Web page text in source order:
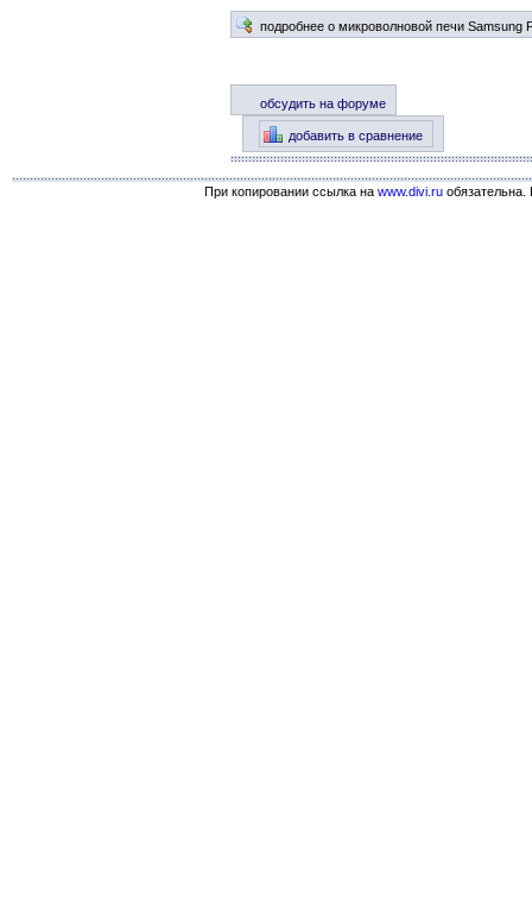
подробнее о микроволновой печи Samsung
обсудить на форуме
добавить в сравнение
При копировании ссылка на www.divi.ru